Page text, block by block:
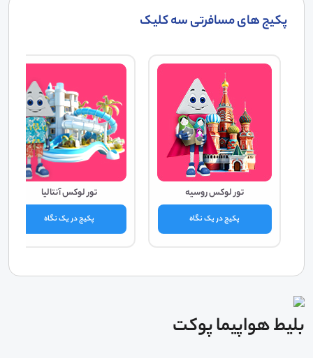
پکیج های مسافرتی سه کلیک
تور لوکس روسیه
پکیج در یک نگاه
تور لوکس آنتالیا
پکیج در یک نگاه
بلیط هواپیما پوکت